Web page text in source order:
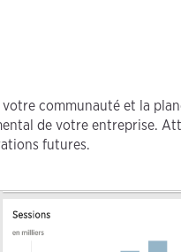
communauté et la
de votre entreprise.
futures.